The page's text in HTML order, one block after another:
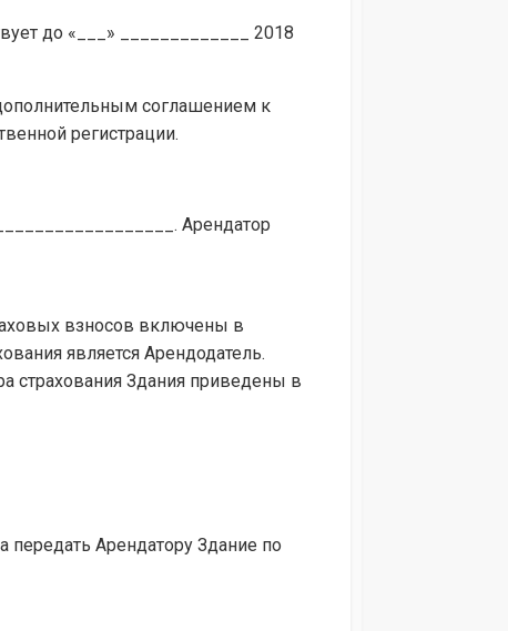
до «___» _____________ 2018
соглашением к
регистрации.
Арендатор
взносов включены в
является Арендодатель.
страхования Здания приведены в
передать Арендатору Здание по